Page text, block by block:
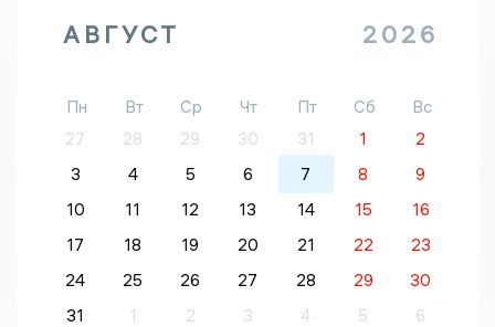
АВГУСТ 2026
Пн Вт Ср Чт Пт Сб
Вс
27
28 29 30 31 1
2
3
4 5 6 7 8
9
10
11 12 13 14 15
16
17
18 19 20 21 22
23
24
25 26 27 28 29
30
31
1 2 3 4 5 6